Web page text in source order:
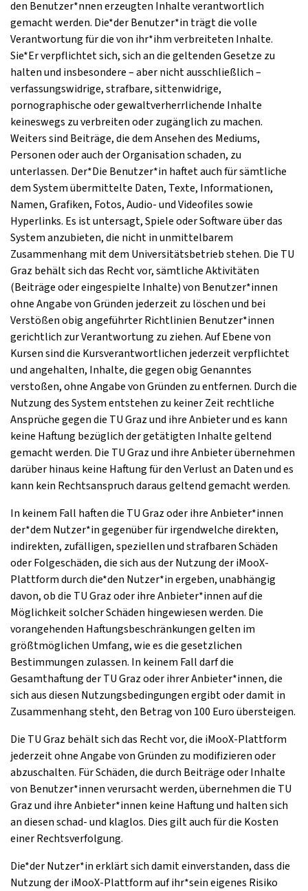
den Benutzer*nnen erzeugten Inhalte verantwortlich
gemacht werden. Die*der Benutzer*in trägt die volle
Verantwortung für die von ihr*ihm verbreiteten Inhalte.
Sie*Er verpflichtet sich, sich an die geltenden Gesetze zu
halten und insbesondere – aber nicht ausschließlich –
verfassungswidrige, strafbare, sittenwidrige,
pornographische oder gewaltverherrlichende Inhalte
keineswegs zu verbreiten oder zugänglich zu machen.
Weiters sind Beiträge, die dem Ansehen des Mediums,
Personen oder auch der Organisation schaden, zu
unterlassen. Der*Die Benutzer*in haftet auch für sämtliche
dem System übermittelte Daten, Texte, Informationen,
Namen, Grafiken, Fotos, Audio- und Videofiles sowie
Hyperlinks. Es ist untersagt, Spiele oder Software über das
System anzubieten, die nicht in unmittelbarem
Zusammenhang mit dem Universitätsbetrieb stehen. Die TU
Graz behält sich das Recht vor, sämtliche Aktivitäten
(Beiträge oder eingespielte Inhalte) von Benutzer*innen
ohne Angabe von Gründen jederzeit zu löschen und bei
Verstößen obig angeführter Richtlinien Benutzer*innen
gerichtlich zur Verantwortung zu ziehen. Auf Ebene von
Kursen sind die Kursverantwortlichen jederzeit verpflichtet
und angehalten, Inhalte, die gegen obig Genanntes
verstoßen, ohne Angabe von Gründen zu entfernen. Durch die
Nutzung des System entstehen zu keiner Zeit rechtliche
Ansprüche gegen die TU Graz und ihre Anbieter und es kann
keine Haftung bezüglich der getätigten Inhalte geltend
gemacht werden. Die TU Graz und ihre Anbieter übernehmen
darüber hinaus keine Haftung für den Verlust an Daten und es
kann kein Rechtsanspruch daraus geltend gemacht werden.
In keinem Fall haften die TU Graz oder ihre Anbieter*innen
der*dem Nutzer*in gegenüber für irgendwelche direkten,
indirekten, zufälligen, speziellen und strafbaren Schäden
oder Folgeschäden, die sich aus der Nutzung der iMooX-
Plattform durch die*den Nutzer*in ergeben, unabhängig
davon, ob die TU Graz oder ihre Anbieter*innen auf die
Möglichkeit solcher Schäden hingewiesen werden. Die
vorangehenden Haftungsbeschränkungen gelten im
größtmöglichen Umfang, wie es die gesetzlichen
Bestimmungen zulassen. In keinem Fall darf die
Gesamthaftung der TU Graz oder ihrer Anbieter*innen, die
sich aus diesen Nutzungsbedingungen ergibt oder damit in
Zusammenhang steht, den Betrag von 100 Euro übersteigen.
Die TU Graz behält sich das Recht vor, die iMooX-Plattform
jederzeit ohne Angabe von Gründen zu modifizieren oder
abzuschalten. Für Schäden, die durch Beiträge oder Inhalte
von Benutzer*innen verursacht werden, übernehmen die TU
Graz und ihre Anbieter*innen keine Haftung und halten sich
an diesen schad- und klaglos. Dies gilt auch für die Kosten
einer Rechtsverfolgung.
Die*der Nutzer*in erklärt sich damit einverstanden, dass die
Nutzung der iMooX-Plattform auf ihr*sein eigenes Risiko